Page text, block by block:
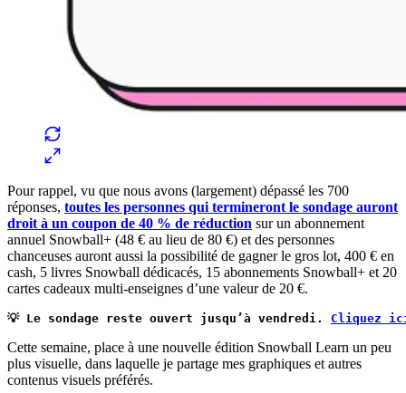
Pour rappel, vu que nous avons (largement) dépassé les 700
réponses, toutes les personnes qui termineront le sondage auront
droit à un coupon de 40 % de réduction sur un abonnement
annuel Snowball+ (48 € au lieu de 80 €) et des personnes
chanceuses auront aussi la possibilité de gagner le gros lot, 400 € en
cash, 5 livres Snowball dédicacés, 15 abonnements Snowball+ et 20
cartes cadeaux multi-enseignes d’une valeur de 20 €.
💡 Le sondage reste ouvert jusqu’à vendredi. Cliquez
Cette semaine, place à une nouvelle édition Snowball Learn un peu
plus visuelle, dans laquelle je partage mes graphiques et autres
contenus visuels préférés.